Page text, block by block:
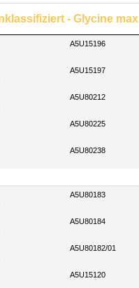
- Glycine max
A5U15196
A5U15197
A5U80212
A5U80225
A5U80238
A5U80183
A5U80184
A5U80182/01
A5U15120